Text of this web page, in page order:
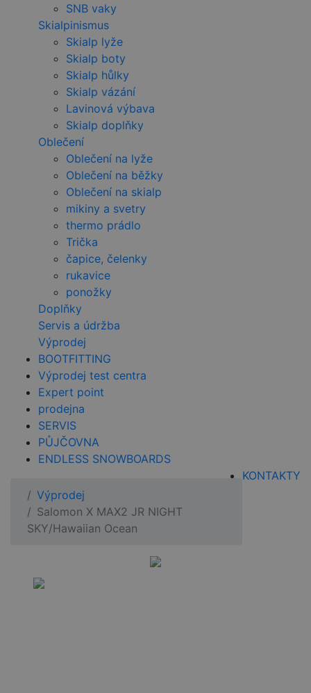
SNB vaky
Skialpinismus
Skialp lyže
Skialp boty
Skialp hůlky
Skialp vázání
Lavinová výbava
Skialp doplňky
Oblečení
Oblečení na lyže
Oblečení na běžky
Oblečení na skialp
mikiny a svetry
thermo prádlo
Trička
čapice, čelenky
rukavice
ponožky
Doplňky
Servis a údržba
Výprodej
BOOTFITTING
Výprodej test centra
Expert point
prodejna
SERVIS
PŮJČOVNA
ENDLESS SNOWBOARDS
KONTAKTY
Výprodej
Salomon X MAX2 JR NIGHT
SKY/Hawaiian Ocean